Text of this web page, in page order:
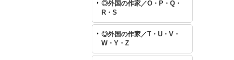
◎外国の作家／O・P・Q・
R・S
◎外国の作家／T・U・V・
W・Y・Z